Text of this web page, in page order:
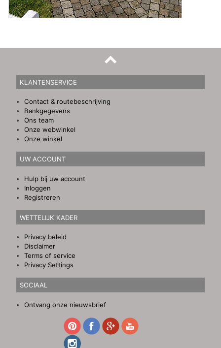
KLANTENSERVICE
Contact & routebeschrijving
Bankgegevens
Ons team
Onze webwinkel
Onze winkel
UW ACCOUNT
Hulp bij uw account
Inloggen
Registreren
WETTELIJK KADER
Privacy beleid
Disclaimer
Terms of service
Privacy Settings
SOCIAAL
Ontvang onze nieuwsbrief